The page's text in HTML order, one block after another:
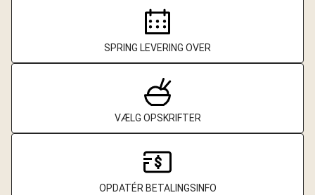
SPRING LEVERING OVER
VÆLG OPSKRIFTER
OPDATÉR BETALINGSINFO